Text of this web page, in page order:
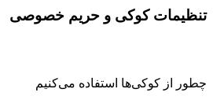
تنظیمات کوکی و حریم خصوصی
چطور از کوکی‌ها استفاده می‌کنیم